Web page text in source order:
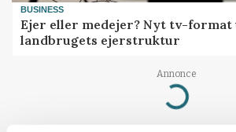
BUSINESS
Ejer eller medejer? Nyt tv-
landbrugets ejerstruktur
Annonce
Loading...